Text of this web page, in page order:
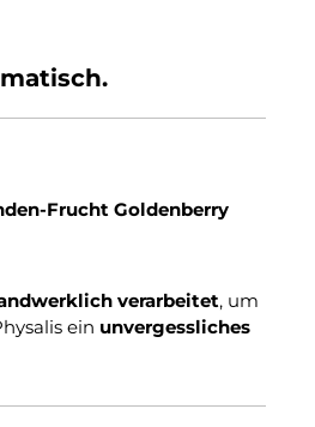
Frucht Goldenberry
verarbeitet, um
ein unvergessliches